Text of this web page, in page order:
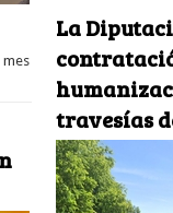
La
travesías